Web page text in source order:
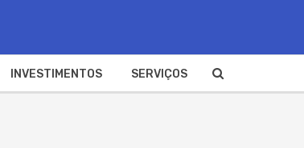
INVESTIMENTOS SERVIÇOS